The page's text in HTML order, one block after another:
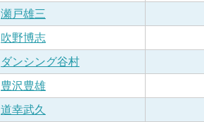
瀬戸雄三
吹野博志
ダンシング谷村
豊沢豊雄
道幸武久